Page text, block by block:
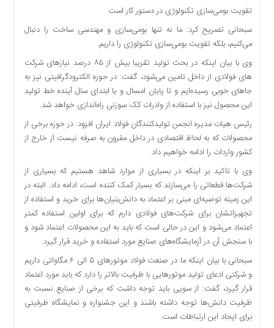
رسید
اخبار
سایت
اجتماعی
اقتصادی
فرهنگ
بین
یادداشت
چند
رسانه
یادداشت
تقویت بومی‌سازی تکنولوژی در دستور کار است
سبحانی تصریح کرد: ما نه تنها بومی‌سازی و مهندسی ساخت را دنبال
می‌کنیم، بلکه تقویت بومی‌سازی تکنولوژی را داریم.
وی با بیان اینکه در بحث تولید تقریبا بیش از ۸۵ درصد نیازهای شرکت
های فولادی از داخل تامین می‌شود، گفت: در حوزه الکترودگرافیتی نیز به
جاهای خوبی رسیده‌ایم و تا پایان امسال و یا ابتدای سال آینده خط تولید
این محصول نیز با استفاده از وادرات کک سوزنی راه‌اندازی خواهد شد.
رئیس هیات مدیره انجمن تولیدکنندگان فولاد ایران افزود: در حوزه برخی از
محصولات که به لحاظ اقتصادی در داخل مقرون به صرفه نیست از خارج از
کشور واردات را ادامه خواهیم داد.
وی با تاکید بر اینکه در بسیاری از موارد شاهد هستیم که بسیاری از
شرکت‌ها قطعاتی را می‌سازند که بسیار کمک کننده است، ادامه داد: البته در
این زمینه توصیه‌ای مبنی بر اعتماد به دانش‌بنیان‌ها برای خرید و استفاده از
تجهیزاتشان برای شرکت‌های فولادی دارم که برای اولین استفاده کمتر
اعتماد می‌شود و این در حالی است که باید به این محصولات اعتماد شود و
با سنجش آن در آزمایشگاه‌های صنایع مورد استفاده و خرید قرار گیرد.
سبحانی با بیان اینکه ما در صنعت فولاد موتورهای ۵ الی ۶ مگاواتی داریم
و شرکتی ادعای تولید موتورهایی با ظرفیت بالاتر را دارد که باید مورد اعتماد
قرار گیرد، گفت: از سویی باید توجه داشت که برخی از صنایع نسبت به
ظرفیت دانش‌ها توجه داشته باشند و این جشنواره و نمایشگاه ظرفیتی
برای ایجاد این ارتباطات است.